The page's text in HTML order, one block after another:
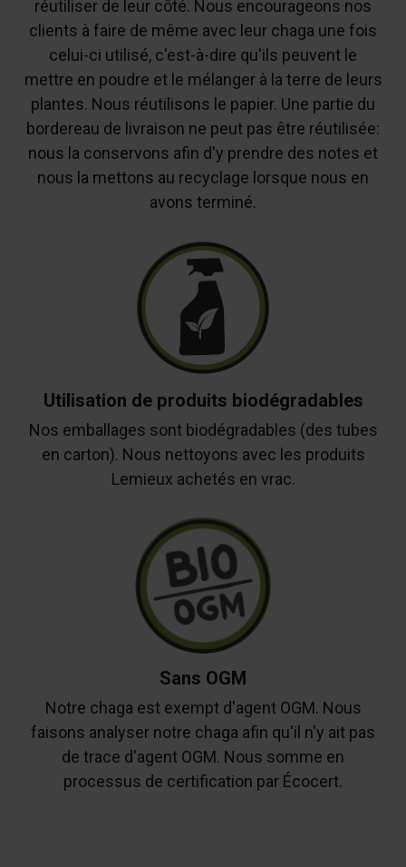
réutiliser de leur côté. Nous encourageons nos
clients à faire de même avec leur chaga une fois
celui-ci utilisé, c'est-à-dire qu'ils peuvent le
mettre en poudre et le mélanger à la terre de leurs
plantes. Nous réutilisons le papier. Une partie du
bordereau de livraison ne peut pas être réutilisée:
nous la conservons afin d'y prendre des notes et
nous la mettons au recyclage lorsque nous en
avons terminé.
Utilisation de produits biodégradables
Nos emballages sont biodégradables (des tubes
en carton). Nous nettoyons avec les produits
Lemieux achetés en vrac.
Sans OGM
Notre chaga est exempt d'agent OGM. Nous
faisons analyser notre chaga afin qu'il n'y ait pas
de trace d'agent OGM. Nous somme en
processus de certification par Écocert.